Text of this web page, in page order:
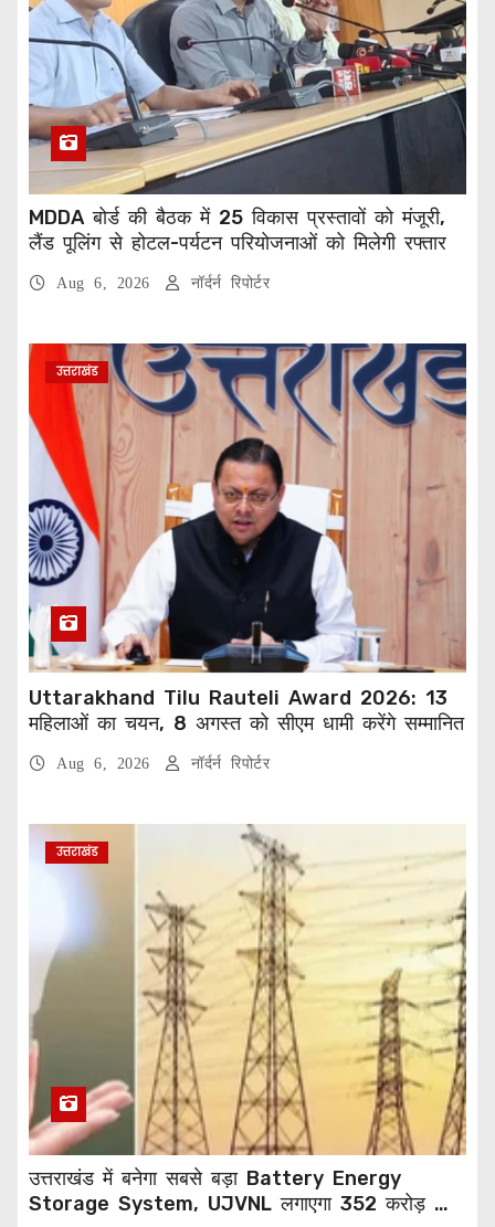
MDDA बोर्ड की बैठक में 25 विकास प्रस्तावों को मंजूरी,
लैंड पूलिंग से होटल-पर्यटन परियोजनाओं को मिलेगी रफ्तार
Aug 6, 2026 नॉर्दर्न रिपोर्टर
उत्तराखंड
Uttarakhand Tilu Rauteli Award 2026: 13
महिलाओं का चयन, 8 अगस्त को सीएम धामी करेंगे सम्मानित
Aug 6, 2026 नॉर्दर्न रिपोर्टर
उत्तराखंड
उत्तराखंड में बनेगा सबसे बड़ा Battery Energy
Storage System, UJVNL लगाएगा 352 करोड़ का